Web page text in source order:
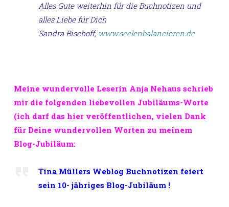
Alles Gute weiterhin für die Buchnotizen und
alles Liebe für Dich
Sandra Bischoff, www.seelenbalancieren.de
Meine wundervolle Leserin Anja Nehaus schrieb
mir die folgenden liebevollen Jubiläums-Worte
(ich darf das hier veröffentlichen, vielen Dank
für Deine wundervollen Worten zu meinem
Blog-Jubiläum:
Tina Müllers Weblog Buchnotizen feiert
sein 10- jähriges Blog-Jubiläum !